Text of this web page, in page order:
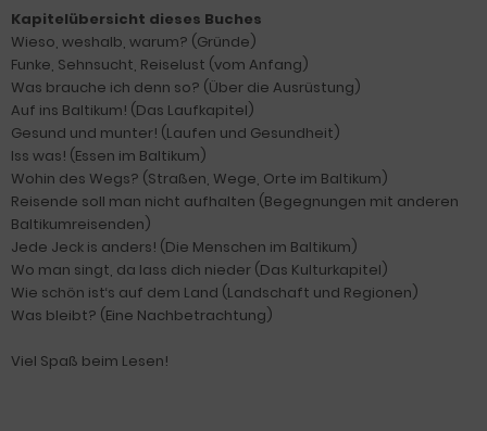
Kapitelübersicht dieses Buches
Wieso, weshalb, warum? (Gründe)
Funke, Sehnsucht, Reiselust (vom Anfang)
Was brauche ich denn so? (Über die Ausrüstung)
Auf ins Baltikum! (Das Laufkapitel)
Gesund und munter! (Laufen und Gesundheit)
Iss was! (Essen im Baltikum)
Wohin des Wegs? (Straßen, Wege, Orte im Baltikum)
Reisende soll man nicht aufhalten (Begegnungen mit anderen
Baltikumreisenden)
Jede Jeck is anders! (Die Menschen im Baltikum)
Wo man singt, da lass dich nieder (Das Kulturkapitel)
Wie schön ist‘s auf dem Land (Landschaft und Regionen)
Was bleibt? (Eine Nachbetrachtung)
Viel Spaß beim Lesen!